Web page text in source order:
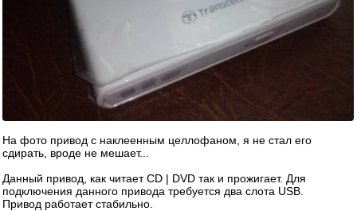
На фото привод с наклеенным целлофаном, я не стал его
сдирать, вроде не мешает...
Данный привод, как читает CD | DVD так и прожигает. Для
подключения данного привода требуется два слота USB.
Привод работает стабильно.